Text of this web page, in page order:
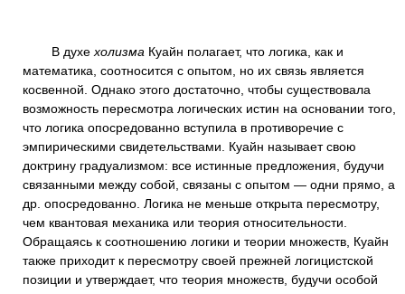
В духе холизма Куайн полагает, что логика, как и
математика, соотносится с опытом, но их связь является
косвенной. Однако этого достаточно, чтобы существовала
возможность пересмотра логических истин на основании того,
что логика опосредованно вступила в противоречие с
эмпирическими свидетельствами. Куайн называет свою
доктрину градуализмом: все истинные предложения, будучи
связанными между собой, связаны с опытом — одни прямо, а
др. опосредованно. Логика не меньше открыта пересмотру,
чем квантовая механика или теория относительности.
Обращаясь к соотношению логики и теории множеств, Куайн
также приходит к пересмотру своей прежней логицистской
позиции и утверждает, что теория множеств, будучи особой